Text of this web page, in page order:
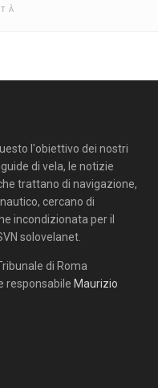
l'obiettivo dei nostri
di vela, le notizie
trattano di navigazione,
cercano di
incondizionata per il
solovelanet.
di Roma
responsabile Maurizio